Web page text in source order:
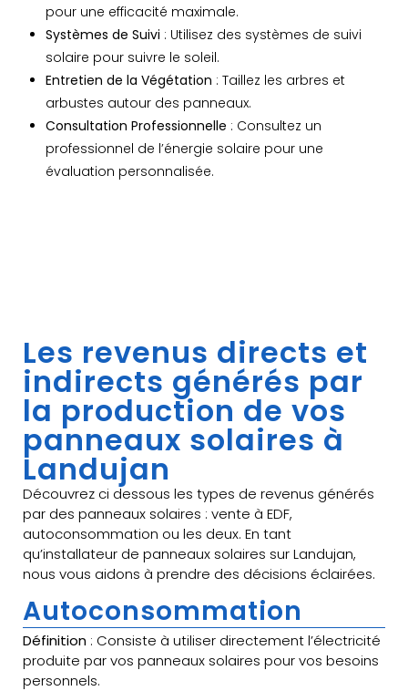
pour une efficacité maximale.
Systèmes de Suivi : Utilisez des systèmes de suivi
solaire pour suivre le soleil.
Entretien de la Végétation : Taillez les arbres et
arbustes autour des panneaux.
Consultation Professionnelle : Consultez un
professionnel de l’énergie solaire pour une
évaluation personnalisée.
Les revenus directs et
indirects générés par
la production de vos
panneaux solaires à
Landujan
Découvrez ci dessous les types de revenus générés
par des panneaux solaires : vente à EDF,
autoconsommation ou les deux. En tant
qu’installateur de panneaux solaires sur Landujan,
nous vous aidons à prendre des décisions éclairées.
Autoconsommation
Définition : Consiste à utiliser directement l’électricité
produite par vos panneaux solaires pour vos besoins
personnels.